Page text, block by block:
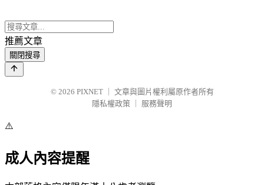
推薦文章
關閉搜尋
© 2026 PIXNET
文章與圖片權利屬原作者所有
隱私權政策
服務聲明
⚠️
成人內容提醒